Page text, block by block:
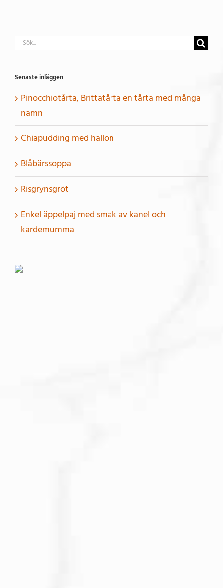
Sök
Senaste inläggen
Pinocchiotårta, Brittatårta en tårta med många
namn
Chiapudding med hallon
Blåbärssoppa
Risgrynsgröt
Enkel äppelpaj med smak av kanel och
kardemumma